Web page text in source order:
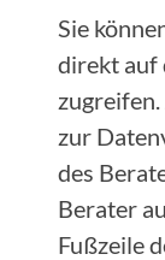
Sie
direkt auf
zur
des
Berater
Fußzeile